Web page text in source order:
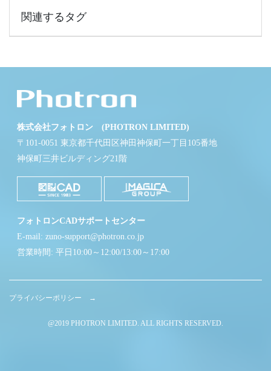
関連するタグ
株式会社フォトロン (PHOTRON LIMITED)
〒101-0051 東京都千代田区神田神保町一丁目105番地
神保町三井ビルディング21階
フォトロンCADサポートセンター
E-mail: zuno-support@photron.co.jp
営業時間: 平日10:00～12:00/13:00～17:00
プライバシーポリシー →
@2019 PHOTRON LIMITED. ALL RIGHTS RESERVED.